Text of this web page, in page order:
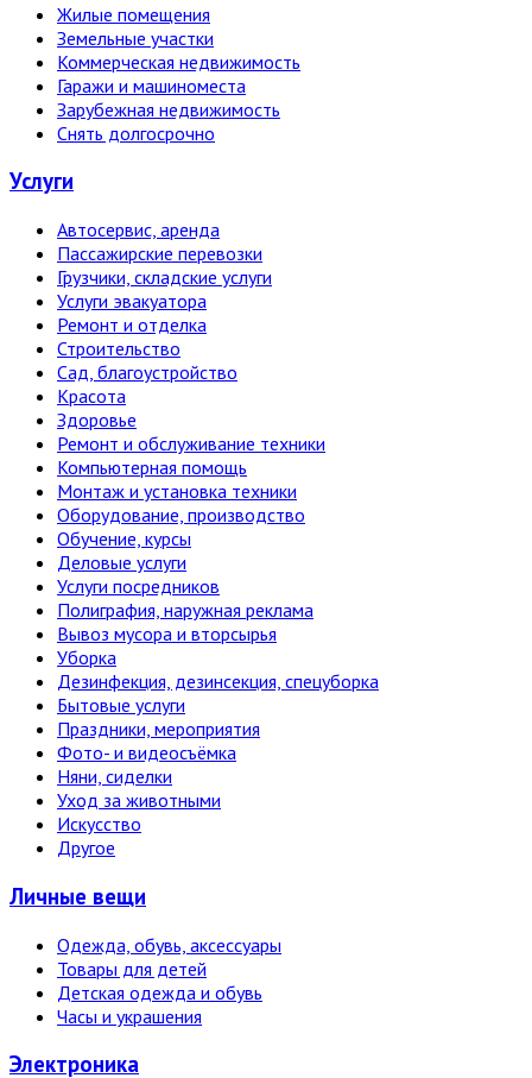
Жилые помещения
Земельные участки
Коммерческая недвижимость
Гаражи и машиноместа
Зарубежная недвижимость
Снять долгосрочно
Услуги
Автосервис, аренда
Пассажирские перевозки
Грузчики, складские услуги
Услуги эвакуатора
Ремонт и отделка
Строительство
Сад, благоустройство
Красота
Здоровье
Ремонт и обслуживание техники
Компьютерная помощь
Монтаж и установка техники
Оборудование, производство
Обучение, курсы
Деловые услуги
Услуги посредников
Полиграфия, наружная реклама
Вывоз мусора и вторсырья
Уборка
Дезинфекция, дезинсекция, спецуборка
Бытовые услуги
Праздники, мероприятия
Фото- и видеосъёмка
Няни, сиделки
Уход за животными
Искусство
Другое
Личные вещи
Одежда, обувь, аксессуары
Товары для детей
Детская одежда и обувь
Часы и украшения
Электро­ника